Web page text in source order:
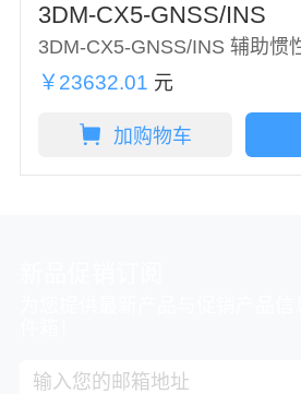
3DM-CX5-GNSS/INS
3DM-CX5-GNSS/INS 辅助惯
￥23632.01 元
加购物车